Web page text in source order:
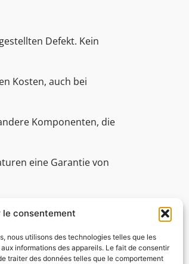
le consentement
nous utilisons des technologies telles que les
informations des appareils. Le fait de consentir
traiter des données telles que le comportement
Defekt. Kein
Kosten, auch bei
Komponenten, die
eine Garantie von
technische Assistenz